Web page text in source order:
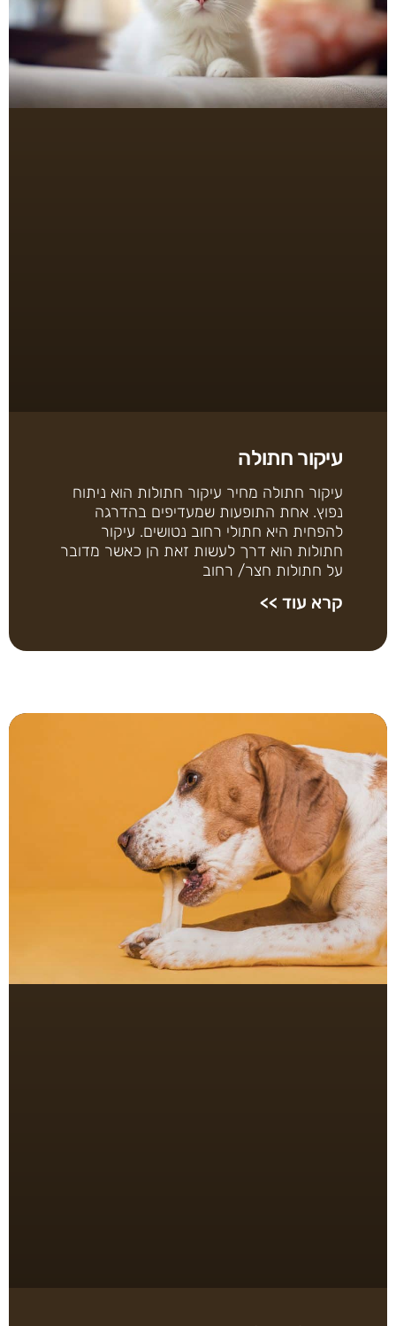
עיקור חתולה
עיקור חתולה מחיר עיקור חתולות הוא ניתוח
נפוץ. אחת התופעות שמעדיפים בהדרגה
להפחית היא חתולי רחוב נטושים. עיקור
חתולות הוא דרך לעשות זאת הן כאשר מדובר
על חתולות חצר/ רחוב
קרא עוד >>